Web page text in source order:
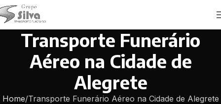
Transporte Funerário
Aéreo na Cidade de
Alegrete
Home Transporte Funerário Aéreo na Cidade de Alegrete